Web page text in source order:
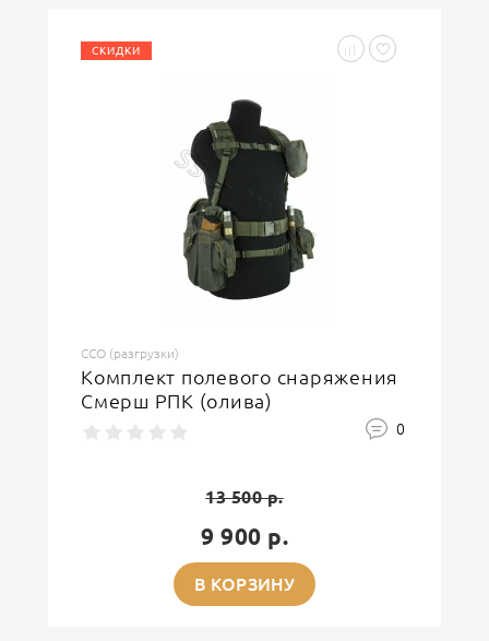
СКИДКИ
ССО (разгрузки)
Комплект полевого снаряжения
Смерш РПК (олива)
0
13 500 р.
9 900 р.
В КОРЗИНУ